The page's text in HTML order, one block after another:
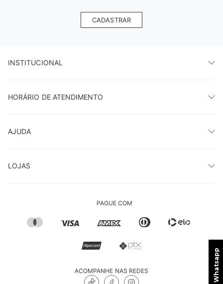
CADASTRAR
INSTITUCIONAL
HORÁRIO DE ATENDIMENTO
AJUDA
LOJAS
PAGUE COM
ACOMPANHE NAS REDES